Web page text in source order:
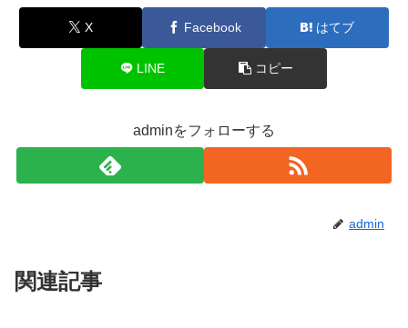
X Facebook はてブ
LINE コピー
adminをフォローする
admin
関連記事